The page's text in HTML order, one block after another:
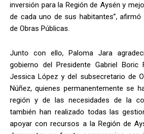
inversión para la Región de Aysén y
de cada uno de sus habitantes”, afirmó
de Obras Públicas.
Junto con ello, Paloma Jara
gobierno del Presidente Gabriel
Jessica López y del subsecretario de
Núñez, quienes permanentemente se
región y de las necesidades de la
también han realizado todas las
apoyar con recursos a la Región de